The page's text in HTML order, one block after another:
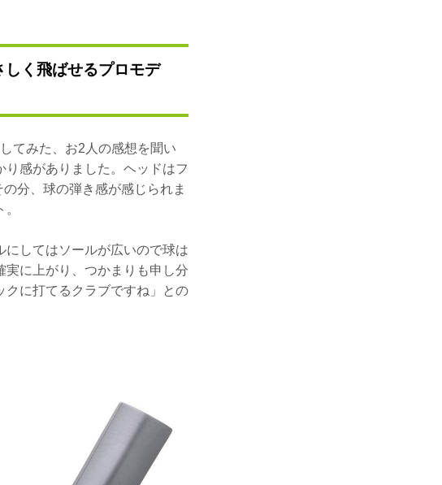
く飛ばせるプロモデ
てみた、お2人の感想を聞い
感がありました。ヘッドはフ
分、球の弾き感が感じられま
してはソールが広いので球は
に上がり、つかまりも申し分
クに打てるクラブですね」との